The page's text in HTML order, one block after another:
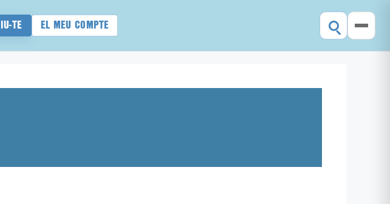
TE EL MEU COMPTE